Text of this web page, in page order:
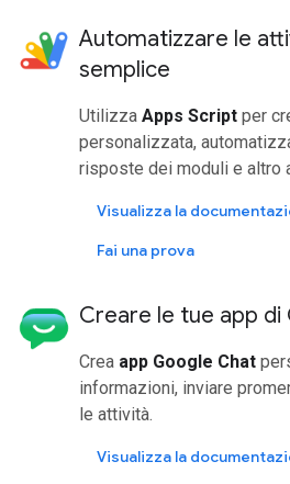
Automatizzare le
semplice
Utilizza Apps Script per
personalizzata,
risposte dei moduli e altro
Visualizza la
Fai una prova
Creare le tue app di
Crea app Google Chat
informazioni, inviare
le attività.
Visualizza la